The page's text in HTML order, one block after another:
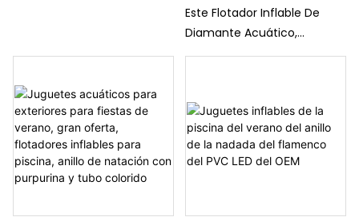
Playa. Su Diseño De
Toque De Elegancia,
Mientras Que Su Diseño Bajo
El Brazo Proporciona Soporte
Para Nadar Cómodamente.
Dorado, Directo De
Fábrica, Para Axilas.
Este Flotador Inflable De
Diamante Acuático,
Fabricado Directamente De
Playa. Su Diseño De
Diamante Dorado Le Da Un
Toque De Elegancia,
Para Nadar Cómodamente.